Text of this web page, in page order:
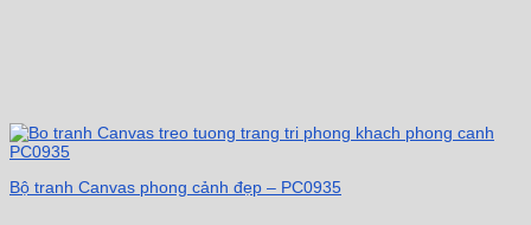
Bộ tranh Canvas phong cảnh đẹp – PC0935